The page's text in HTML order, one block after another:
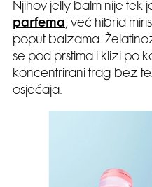
Njihov jelly balm nije tek
parfema, već hibrid
poput balzama.
se pod prstima i klizi po
koncentrirani trag bez
osjećaja.